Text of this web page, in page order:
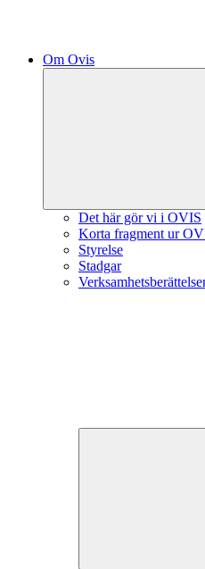
Om Ovis
Det här gör vi i OVIS
Korta fragment ur
Styrelse
Stadgar